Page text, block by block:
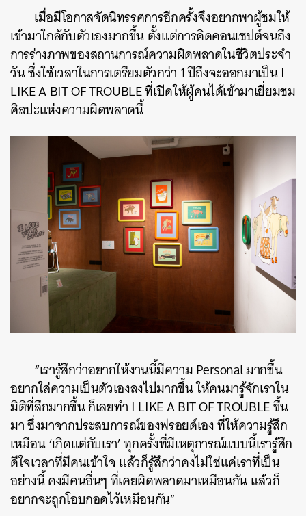
เมื่อมีโอกาสจัดนิทรรศการอีกครั้งจึงอยากพาผู้ชมให้
เข้ามาใกล้กับตัวเองมากขึ้น ตั้งแต่การคิดคอนเซปต์จนถึง
การร่างภาพของสถานการณ์ความผิดพลาดในชีวิตประจำ
วัน ซึ่งใช้เวลาในการเตรียมตัวกว่า 1 ปีถึงจะออกมาเป็นI
LIKE A BIT OF TROUBLEที่เปิดให้ผู้คนได้เข้ามาเยี่ยมชม
ศิลปะแห่งความผิดพลาดนี้
“เรารู้สึกว่าอยากให้งานนี้มีความ Personal มากขึ้น
อยากใส่ความเป็นตัวเองลงไปมากขึ้น ให้คนมารู้จักเราใน
มิติที่ลึกมากขึ้น ก็เลยทำ I LIKE A BIT OF TROUBLE ขึ้น
มา ซึ่งมาจากประสบการณ์ของฟรอยด์เอง ที่ให้ความรู้สึก
เหมือน ‘เกิดแต่กับเรา’ ทุกครั้งที่มีเหตุการณ์แบบนี้เรารู้สึก
ดีใจเวลาที่มีคนเข้าใจ แล้วก็รู้สึกว่าคงไม่ใช่แค่เราที่เป็น
อย่างนี้ คงมีคนอื่นๆ ที่เคยผิดพลาดมาเหมือนกัน แล้วก็
อยากจะถูกโอบกอดไว้เหมือนกัน”